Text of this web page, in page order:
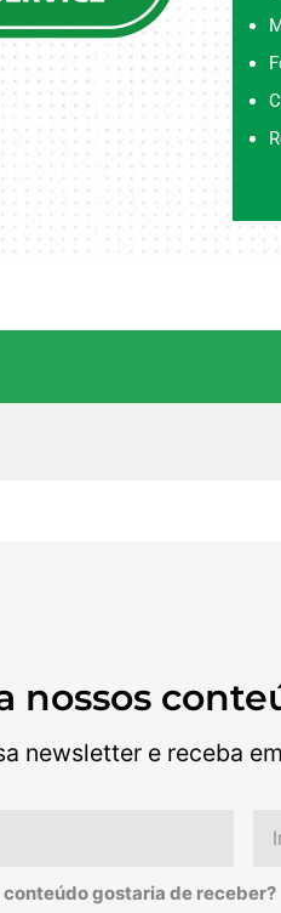
nossos
newsletter e receba
conteúdo gostaria de receber?